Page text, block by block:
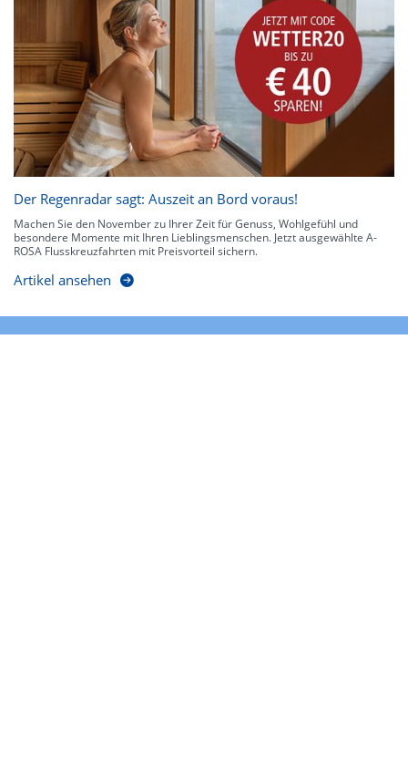
Der Regenradar sagt: Auszeit an Bord voraus!
Machen Sie den November zu Ihrer Zeit für Genuss, Wohlgefühl und
besondere Momente mit Ihren Lieblingsmenschen. Jetzt ausgewählte A-
ROSA Flusskreuzfahrten mit Preisvorteil sichern.
Artikel ansehen